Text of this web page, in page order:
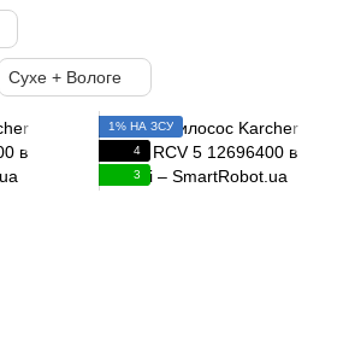
Сухе + Вологе
1% НА ЗСУ
4
3